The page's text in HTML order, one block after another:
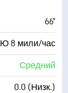
66°
Ю 8 мили/час
Средний
0.0 (Низк.)